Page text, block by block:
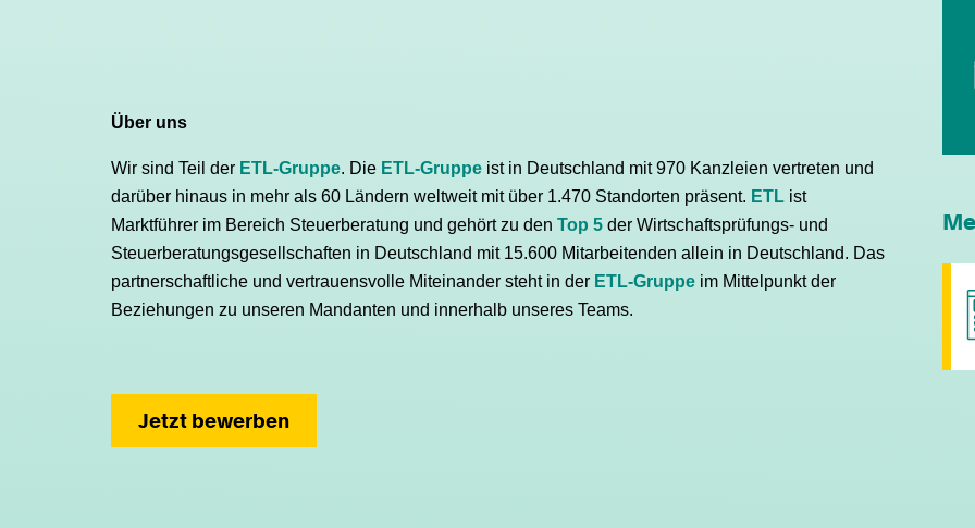
Über uns
Wir sind Teil der ETL-Gruppe. Die ETL-Gruppe ist in Deutschland mit 970 Kanzleien vertreten und
darüber hinaus in mehr als 60 Ländern weltweit mit über 1.470 Standorten präsent. ETL ist
Marktführer im Bereich Steuerberatung und gehört zu den Top 5 der Wirtschaftsprüfungs- und
Steuerberatungsgesellschaften in Deutschland mit 15.600 Mitarbeitenden allein in Deutschland. Das
partnerschaftliche und vertrauensvolle Miteinander steht in der ETL-Gruppe im Mittelpunkt der
Beziehungen zu unseren Mandanten und innerhalb unseres Teams.
Jetzt bewerben